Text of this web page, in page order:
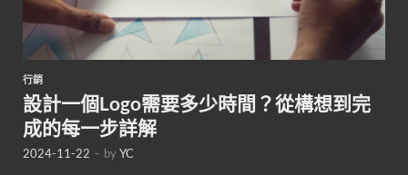
行銷
設計一個Logo需要多少時間？從構想到完
成的每一步詳解
2024-11-22 - byYC